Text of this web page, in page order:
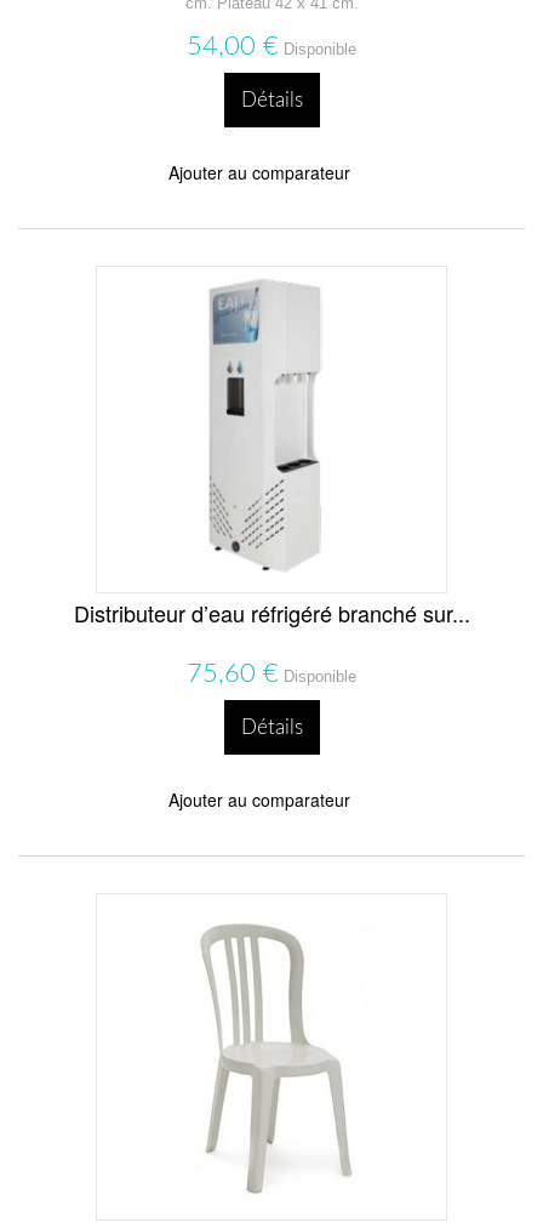
54,00 € Disponible
Détails
Ajouter au comparateur
Distributeur d’eau réfrigéré branché sur...
75,60 € Disponible
Détails
Ajouter au comparateur